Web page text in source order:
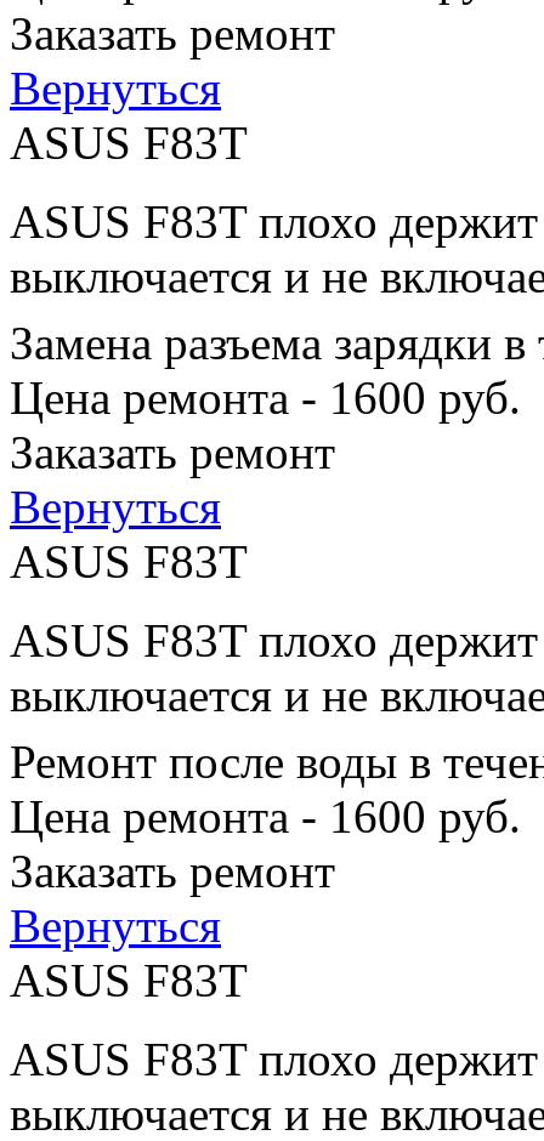
Заказать ремонт
Вернуться
ASUS F83T
ASUS F83T плохо держит
выключается и не
Замена разъема зарядки
Цена ремонта - 1600 руб.
Заказать ремонт
Вернуться
ASUS F83T
ASUS F83T плохо держит
выключается и не
Ремонт после воды в
Цена ремонта - 1600 руб.
Заказать ремонт
Вернуться
ASUS F83T
ASUS F83T плохо держит
выключается и не